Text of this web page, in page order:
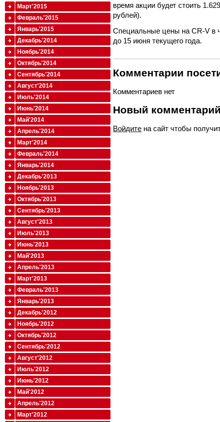
время акции будет стоить
рублей).
Специальные цены на CR-V в
до 15 июня текущего года.
Комментарии
Комментариев нет
Новый
Войдите на сайт чтобы
Март'2015
Февраль'2015
Январь'2015
Декабрь'2014
Ноябрь'2014
Октябрь'2014
Сентябрь'2014
Август'2014
Июль'2014
Июнь'2014
Май'2014
Апрель'2014
Март'2014
Февраль'2014
Январь'2014
Декабрь'2013
Ноябрь'2013
Октябрь'2013
Сентябрь'2013
Август'2013
Июль'2013
Июнь'2013
Май'2013
Апрель'2013
Март'2013
Февраль'2013
Январь'2013
Декабрь'2012
Ноябрь'2012
Октябрь'2012
Сентябрь'2012
Август'2012
Июль'2012
Июнь'2012
Май'2012
Апрель'2012
Март'2012